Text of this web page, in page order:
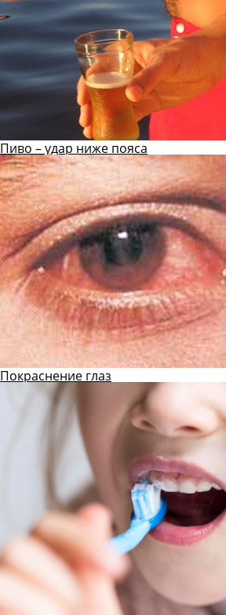
Пиво – удар ниже пояса
Покраснение глаз